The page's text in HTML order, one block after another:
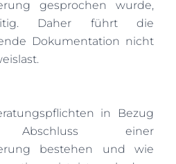
gesprochen wurde,
Daher führt die
Dokumentation nicht
in Bezug
einer
bestehen und wie